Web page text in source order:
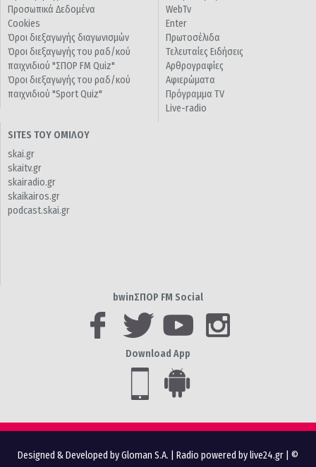
Προσωπικά Δεδομένα
Cookies
Όροι διεξαγωγής διαγωνισμών
Όροι διεξαγωγής του ραδ/κού
παιχνιδιού "ΣΠΟΡ FM Quiz"
Όροι διεξαγωγής του ραδ/κού
παιχνιδιού "Sport Quiz"
WebTv
Enter
Πρωτοσέλιδα
Τελευταίες Ειδήσεις
Αρθρογραφίες
Αφιερώματα
Πρόγραμμα TV
Live-radio
SITES ΤΟΥ ΟΜΙΛΟΥ
skai.gr
skaitv.gr
skairadio.gr
skaikairos.gr
podcast.skai.gr
bwinΣΠΟΡ FM Social
Download App
Designed & Developed by Gloman S.A. Radio powered by live24.gr | ©